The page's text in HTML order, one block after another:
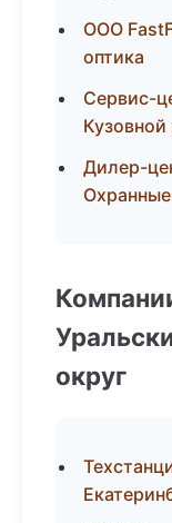
ООО
оптика
Сервис-
Кузовной
Дилер-
округ